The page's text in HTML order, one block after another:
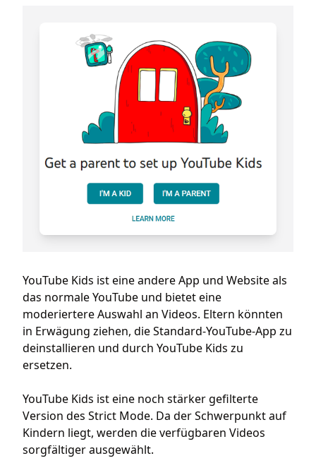
YouTube Kids ist eine andere App und Website als
das normale YouTube und bietet eine
moderiertere Auswahl an Videos. Eltern könnten
in Erwägung ziehen, die Standard-YouTube-App zu
deinstallieren und durch YouTube Kids zu
ersetzen.
YouTube Kids ist eine noch stärker gefilterte
Version des Strict Mode. Da der Schwerpunkt auf
Kindern liegt, werden die verfügbaren Videos
sorgfältiger ausgewählt.